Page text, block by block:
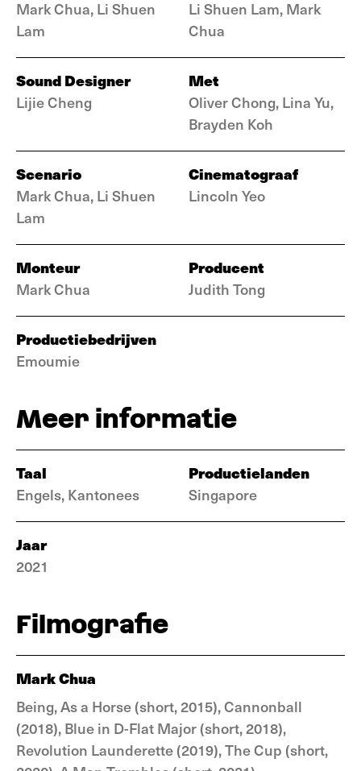
Mark Chua, Li Shuen
Lam
Li Shuen Lam, Mark
Chua
Sound Designer
Lijie Cheng
Met
Oliver Chong, Lina Yu,
Brayden Koh
Scenario
Mark Chua, Li Shuen
Lam
Cinematograaf
Lincoln Yeo
Monteur
Mark Chua
Producent
Judith Tong
Productiebedrijven
Emoumie
Meer informatie
Taal
Engels, Kantonees
Productielanden
Singapore
Jaar
2021
Filmografie
Mark Chua
Being, As a Horse (short, 2015), Cannonball
(2018), Blue in D-Flat Major (short, 2018),
Revolution Launderette (2019), The Cup (short,